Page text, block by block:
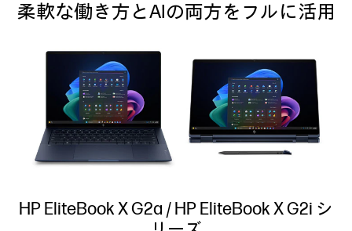
柔軟な働き方とAIの両方をフルに活用
HP EliteBook X G2a / HP EliteBook X G2i シ